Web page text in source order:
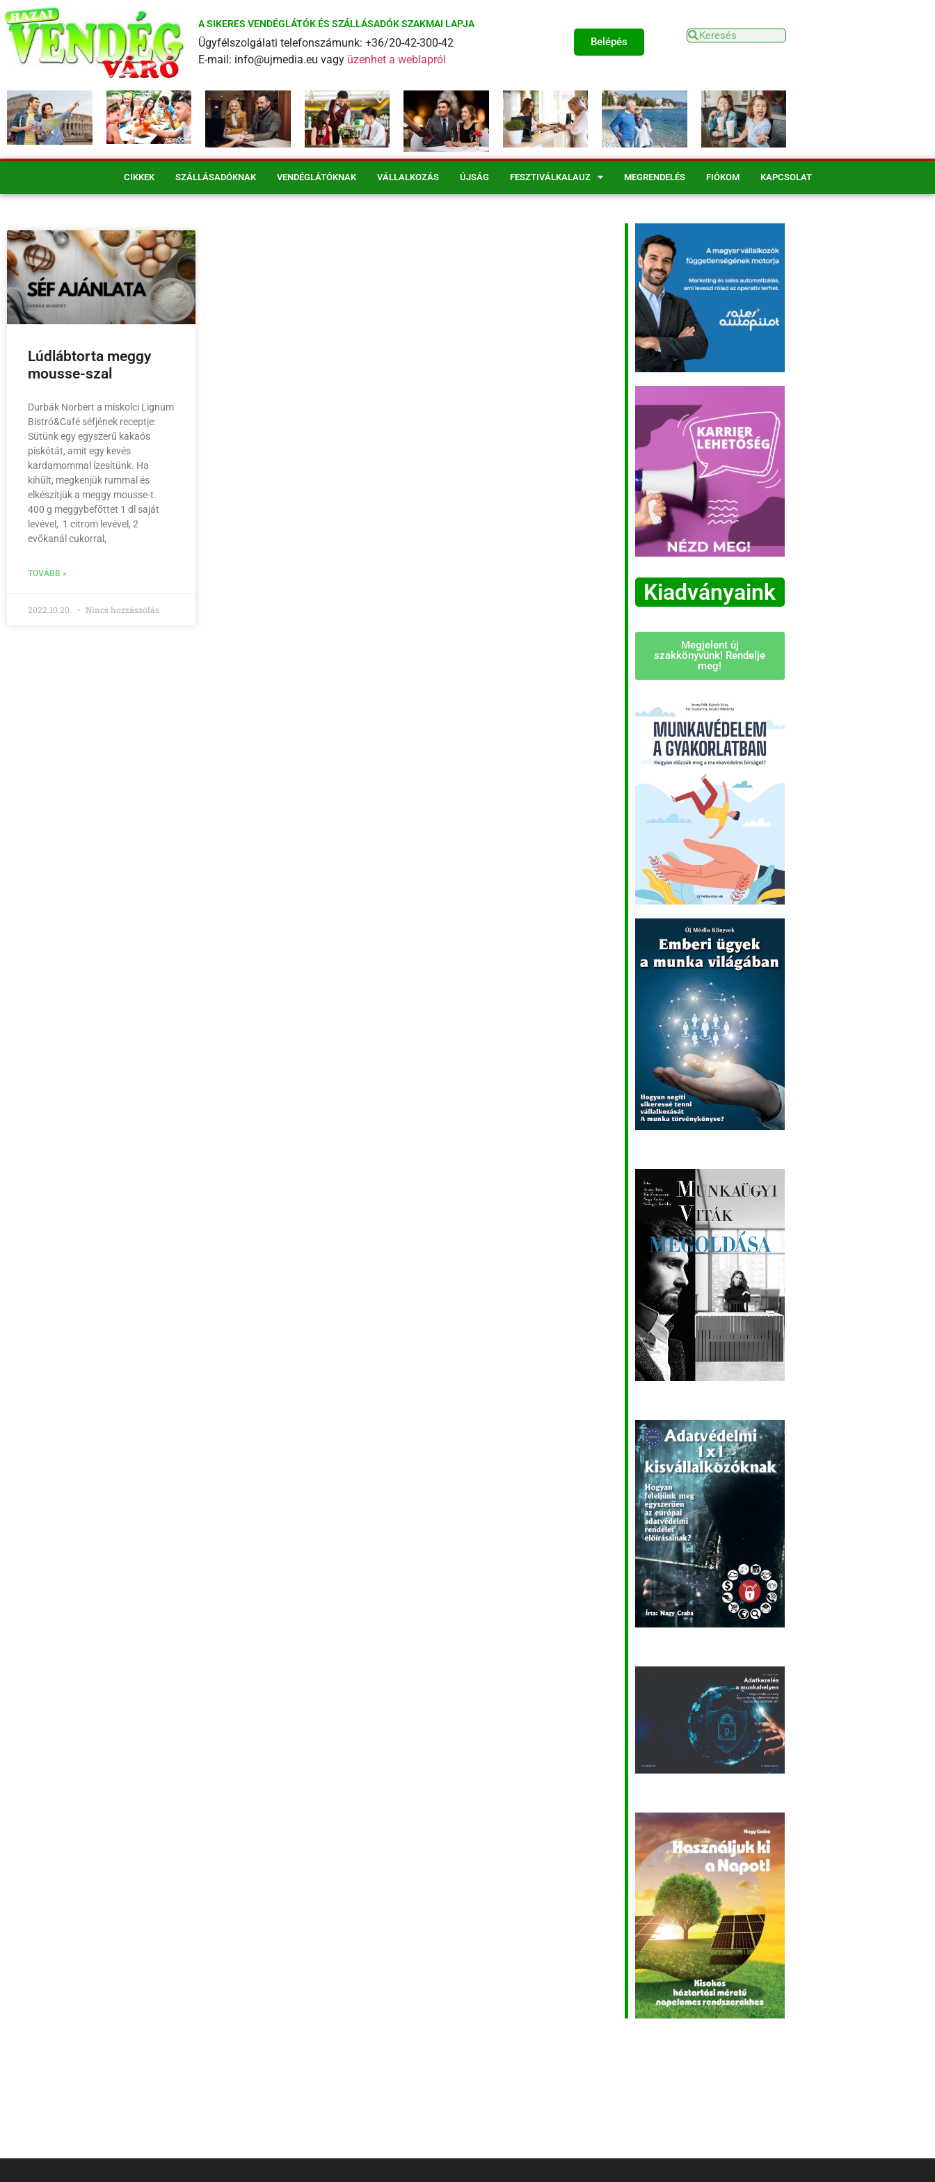
A SIKERES VENDÉGLÁTÓK ÉS SZÁLLÁSADÓK SZAKMAI LAPJA
Ügyfélszolgálati telefonszámunk: +36/20-42-300-42
E-mail: info@ujmedia.eu vagy üzenhet a weblapról
Belépés
CIKKEK SZÁLLÁSADÓKNAK VENDÉGLÁTÓKNAK VÁLLALKOZÁS ÚJSÁG FESZTIVÁLKALAUZ MEGRENDELÉS FIÓKOM KAPCSOLAT
Lúdlábtorta meggy
mousse-szal
Durbák Norbert a miskolci Lignum
Bistró&Café séfjének receptje:
Sütünk egy egyszerű kakaós
piskótát, amit egy kevés
kardamommal ízesítünk. Ha
kihűlt, megkenjük rummal és
elkészítjük a meggy mousse-t.
400 g meggybefőttet 1 dl saját
levével, 1 citrom levével, 2
evőkanál cukorral,
TOVÁBB »
2022.10.20. Nincs hozzászólás
Kiadványaink
Megjelent új
szakkönyvünk! Rendelje
meg!